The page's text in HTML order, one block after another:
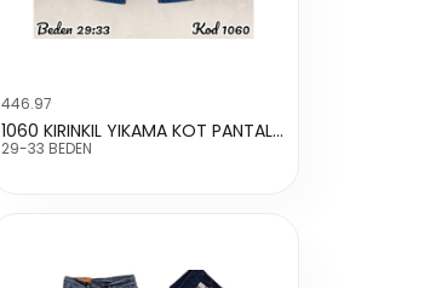
446.97
1060 KIRINKIL YIKAMA KOT PANTALON
29-33 BEDEN